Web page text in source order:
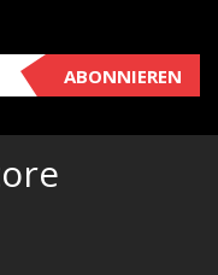
ABONNIEREN